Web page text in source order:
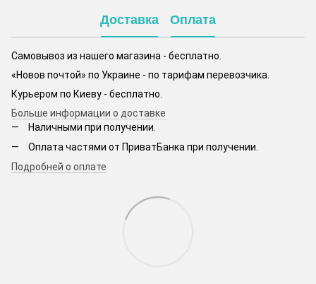
Доставка Оплата
Самовывоз из нашего магазина - бесплатно.
«Новов почтой» по Украине - по тарифам перевозчика.
Курьером по Киеву - бесплатно.
Больше информации о доставке
Наличными при получении.
Оплата частями от ПриватБанка при получении.
Подробней о оплате